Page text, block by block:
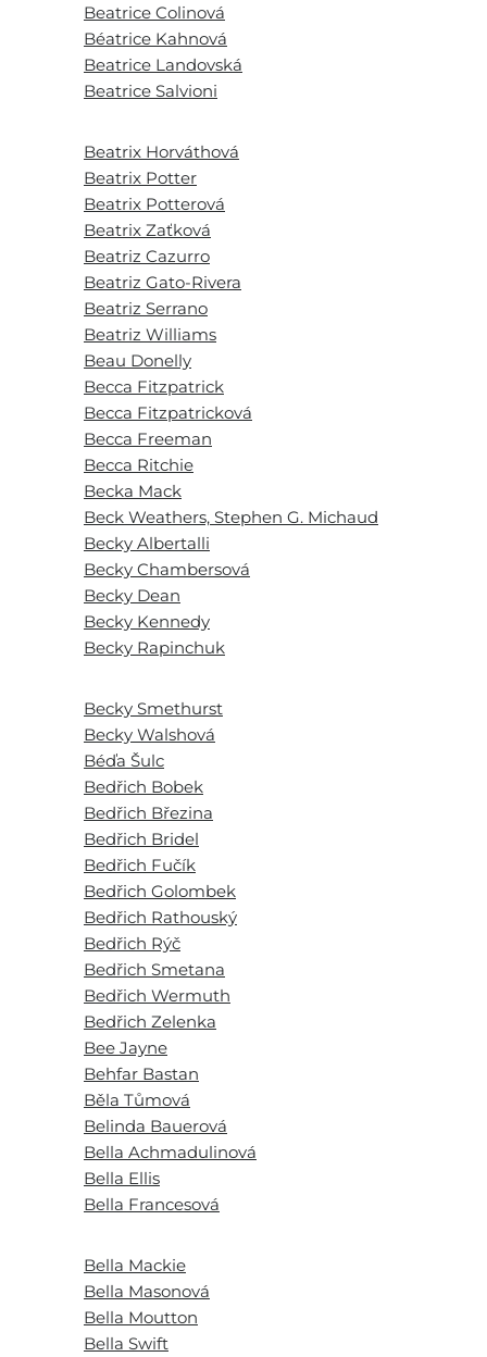
Beatrice Colinová
Béatrice Kahnová
Beatrice Landovská
Beatrice Salvioni
Beatrix Horváthová
Beatrix Potter
Beatrix Potterová
Beatrix Zaťková
Beatriz Cazurro
Beatriz Gato-Rivera
Beatriz Serrano
Beatriz Williams
Beau Donelly
Becca Fitzpatrick
Becca Fitzpatricková
Becca Freeman
Becca Ritchie
Becka Mack
Beck Weathers, Stephen G. Michaud
Becky Albertalli
Becky Chambersová
Becky Dean
Becky Kennedy
Becky Rapinchuk
Becky Smethurst
Becky Walshová
Béďa Šulc
Bedřich Bobek
Bedřich Březina
Bedřich Bridel
Bedřich Fučík
Bedřich Golombek
Bedřich Rathouský
Bedřich Rýč
Bedřich Smetana
Bedřich Wermuth
Bedřich Zelenka
Bee Jayne
Behfar Bastan
Běla Tůmová
Belinda Bauerová
Bella Achmadulinová
Bella Ellis
Bella Francesová
Bella Mackie
Bella Masonová
Bella Moutton
Bella Swift